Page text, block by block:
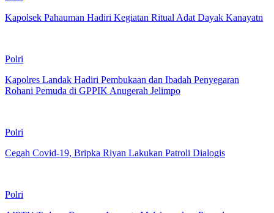
Kapolsek Pahauman Hadiri Kegiatan Ritual Adat Dayak Kanayatn
Polri
Kapolres Landak Hadiri Pembukaan dan Ibadah Penyegaran
Rohani Pemuda di GPPIK Anugerah Jelimpo
Polri
Cegah Covid-19, Bripka Riyan Lakukan Patroli Dialogis
Polri